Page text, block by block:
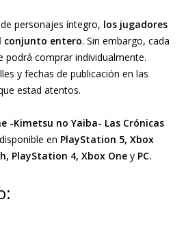
personajes íntegro, los jugadores
conjunto entero. Sin embargo, cada
podrá comprar individualmente.
y fechas de publicación en las
estad atentos.
-Kimetsu no Yaiba- Las Crónicas
en PlayStation 5, Xbox
PlayStation 4, Xbox One y PC.